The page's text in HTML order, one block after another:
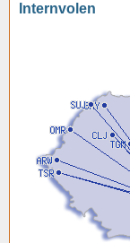
Internvolen